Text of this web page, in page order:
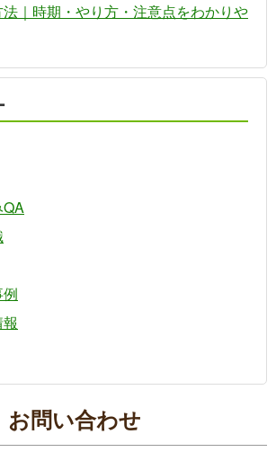
｜時期・やり方・注意点をわかりや
お問い合わせ